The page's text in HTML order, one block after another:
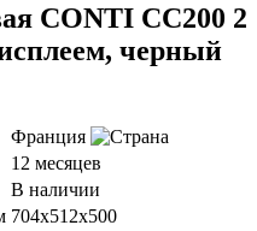
CONTI CC200 2
черный
Франция
12 месяцев
В наличии
704x512x500